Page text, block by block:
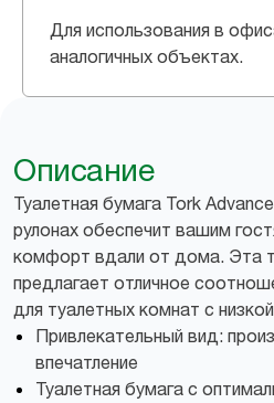
Для использования в
аналогичных объектах.
Описание
Туалетная бумага Tork
рулонах обеспечит вашим
комфорт вдали от дома. Эта
предлагает отличное
для туалетных комнат с
Привлекательный вид:
впечатление
Туалетная бумага с